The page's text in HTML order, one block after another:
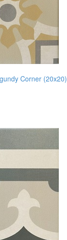
Corner (20x20)